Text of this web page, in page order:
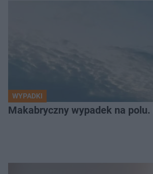
WYPADKI
Makabryczny wypadek na